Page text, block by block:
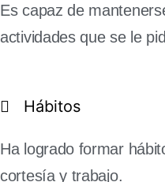
Es capaz de
actividades que se le
Hábitos
Ha logrado formar
cortesía y trabajo.